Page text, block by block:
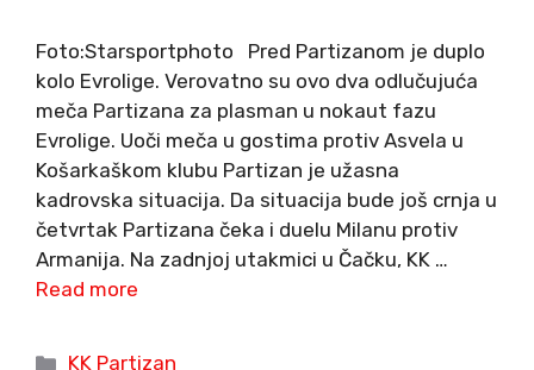
Foto:Starsportphoto Pred Partizanom je duplo
kolo Evrolige. Verovatno su ovo dva odlučujuća
meča Partizana za plasman u nokaut fazu
Evrolige. Uoči meča u gostima protiv Asvela u
Košarkaškom klubu Partizan je užasna
kadrovska situacija. Da situacija bude još crnja u
četvrtak Partizana čeka i duelu Milanu protiv
Armanija. Na zadnjoj utakmici u Čačku, KK …
Read more
Categories
KK Partizan